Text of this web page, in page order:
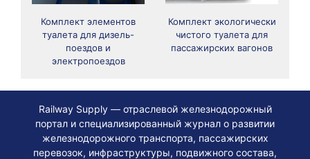
Комплект элементов
туалета для дизель-
поездов и
электропоездов
Комплект экологически
чистого туалета для
пассажирских вагонов
Railway Supply — отраслевой железнодорожный
портал и специализированный журнал о развитии
железнодорожного транспорта, пассажирских
перевозок, инфраструктуры, подвижного состава,